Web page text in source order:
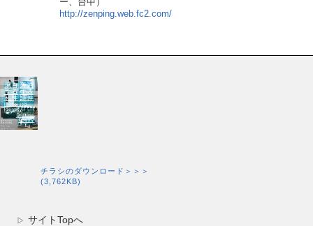
ー、台中）
http://zenping.web.fc2.com/
チラシのダウンロード＞＞＞
(3,762KB)
▷ サイトTopへ